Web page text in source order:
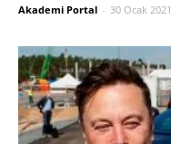
Akademi Portal - 30 Ocak 2021